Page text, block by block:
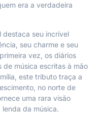
era a verdadeira
destaca seu incrível
seu charme e seu
vez, os diários
de música escritas à mão
este tributo traça a
no norte de
uma rara visão
da música.